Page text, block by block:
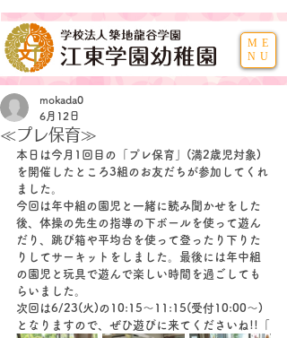
ME
NU
≪プレ保育≫
mokada0
6月12日
本日は今月1回目の「プレ保育」(満2歳児対象)
を開催したところ3組のお友だちが参加してくれ
ました。
今回は年中組の園児と一緒に読み聞かせをした
後、体操の先生の指導の下ボールを使って遊ん
だり、跳び箱や平均台を使って登ったり下りた
りしてサーキットをしました。最後には年中組
の園児と玩具で遊んで楽しい時間を過ごしても
らいました。
次回は6/23(火)の10:15～11:15(受付10:00～)
となりますので、ぜひ遊びに来てくださいね!!「